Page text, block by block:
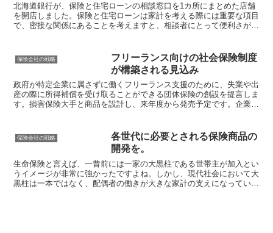
北海道銀行が、保険と住宅ローンの相談窓口を1カ所にまとめた店舗
を開店しました。保険と住宅ローンは家計を考える際には重要な項目
で、密接な関係にあることを考えますと、相談者にとって便利さが向
保険会社の戦略
フリーランス向けの社会保険制度
が構築される見込み
政府が特定企業に属さずに働くフリーランス支援のために、失業や出
産の際に所得補償を受け取ることができる団体保険の創設を提言しま
す。損害保険大手と商品を設計し、来年度から発売予定です。企業に
保険会社の戦略
各世代に必要とされる保険商品の
開発を。
生命保険と言えば、一昔前には一家の大黒柱である世帯主が加入とい
うイメージが非常に強かったですよね。しかし、現代社会において大
黒柱は一本ではなく、配偶者の働きが大きな家計の支えになっている